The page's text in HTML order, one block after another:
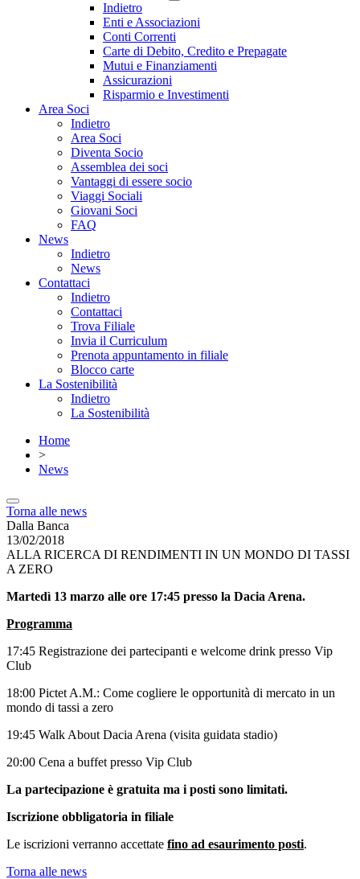
Indietro
Enti e Associazioni
Conti Correnti
Carte di Debito, Credito e Prepagate
Mutui e Finanziamenti
Assicurazioni
Risparmio e Investimenti
Area Soci
Indietro
Area Soci
Diventa Socio
Assemblea dei soci
Vantaggi di essere socio
Viaggi Sociali
Giovani Soci
FAQ
News
Indietro
News
Contattaci
Indietro
Contattaci
Trova Filiale
Invia il Curriculum
Prenota appuntamento in filiale
Blocco carte
La Sostenibilità
Indietro
La Sostenibilità
Home
>
News
Torna alle news
Dalla Banca
13/02/2018
ALLA RICERCA DI RENDIMENTI IN UN MONDO DI TASSI
A ZERO
Martedì 13 marzo alle ore 17:45 presso la Dacia Arena.
Programma
17:45 Registrazione dei partecipanti e welcome drink presso Vip
Club
18:00 Pictet A.M.: Come cogliere le opportunità di mercato in un
mondo di tassi a zero
19:45 Walk About Dacia Arena (visita guidata stadio)
20:00 Cena a buffet presso Vip Club
La partecipazione è gratuita ma i posti sono limitati.
Iscrizione obbligatoria in filiale
Le iscrizioni verranno accettate fino ad esaurimento posti.
Torna alle news